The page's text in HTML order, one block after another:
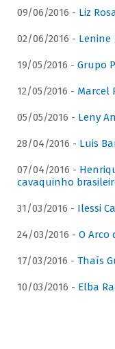
09/06/2016 - Liz
02/06/2016 - Lenine
19/05/2016 - Grupo
12/05/2016 - Marcel
05/05/2016 - Leny
28/04/2016 - Luis
07/04/2016 -
cavaquinho
31/03/2016 - Ilessi
24/03/2016 - O Arco
17/03/2016 - Thaís
10/03/2016 - Elba